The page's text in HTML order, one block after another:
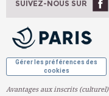
PLACES DISPONIBLES
Ateliers À L'année
SUIVEZ-NOUS SUR
Gérer les préférences des
cookies
Avantages aux inscrits (culturel)